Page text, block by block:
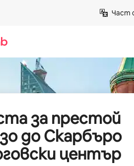
Част
за престой
до Скарбъро
център